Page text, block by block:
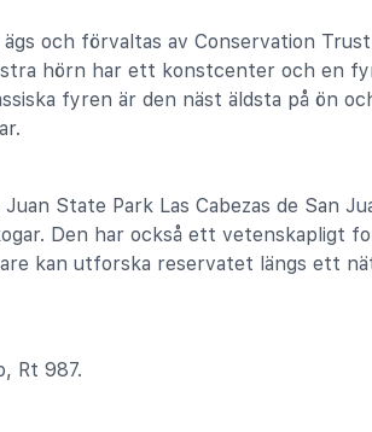
ägs och förvaltas av Conservation
hörn har ett konstcenter och en
fyren är den näst äldsta på ön
Juan State Park Las Cabezas de San
Den har också ett vetenskapligt
kan utforska reservatet längs ett
Rt 987.